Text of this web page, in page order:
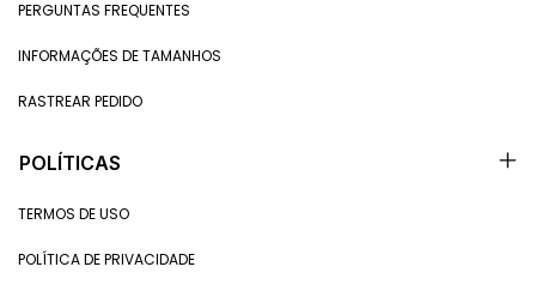
PERGUNTAS FREQUENTES
INFORMAÇÕES DE TAMANHOS
RASTREAR PEDIDO
POLÍTICAS
TERMOS DE USO
POLÍTICA DE PRIVACIDADE